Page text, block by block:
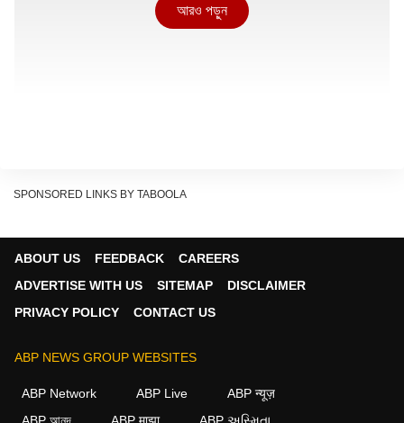
কলকাতা কর্পোরেশন থেকে। আপনার লিপস অ্যান্ড বাউন্ডস...২৪টি প্রপার্টি
Banerjee)
আরও পড়ুন
SPONSORED LINKS BY TABOOLA
ABOUT US FEEDBACK
CAREERS
ADVERTISE WITH US
SITEMAP
DISCLAIMER
PRIVACY POLICY
CONTACT US
ABP NEWS GROUP WEBSITES
ABP Network ABP Live
ABP न्यूज़